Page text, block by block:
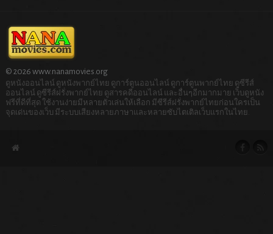
© 2026 www.nanamovies.org
ดูหนังออนไลน์ ดูหนังพากย์ไทย ดูการ์ตูนออนไลน์ ดูการ์ตูนพากย์ไทย ดูซีรีส์
ออนไลน์ ดูซีรีส์ฝรั่งพากย์ไทย ดูสารคดีออนไลน์ และอื่นๆอีกมากมาย เว็บดูหนัง
ฟรีที่ดีที่สุด ใช้งานง่ายมีหลายตัวเล่นให้เลือก มีซีรีส์ฝรั่งพากย์ไทยก่อนใครเป็น
จุดเด่นของเว็บ มีระบบเสียงหลายภาษาและหลายซับไตเติลเว็บแรกในไทย.